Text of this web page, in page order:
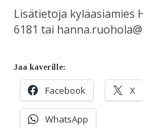
Lisätietoja kyläasiamies
6181 tai
Jaa kaverille:
Facebook X
WhatsApp